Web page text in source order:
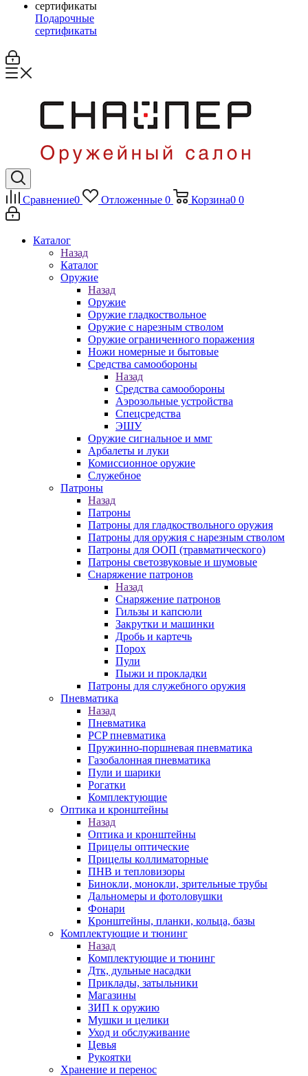
Подарочные
сертификаты
Сравнение0 Отложенные 0 Корзина0 0
Каталог
Назад
Каталог
Оружие
Назад
Оружие
Оружие гладкоствольное
Оружие с нарезным стволом
Оружие ограниченного поражения
Ножи номерные и бытовые
Средства самообороны
Назад
Средства самообороны
Аэрозольные устройства
Спецсредства
ЭШУ
Оружие сигнальное и ммг
Арбалеты и луки
Комиссионное оружие
Служебное
Патроны
Назад
Патроны
Патроны для гладкоствольного оружия
Патроны для оружия с нарезным стволом
Патроны для ООП (травматического)
Патроны светозвуковые и шумовые
Снаряжение патронов
Назад
Снаряжение патронов
Гильзы и капсюли
Закрутки и машинки
Дробь и картечь
Порох
Пули
Пыжи и прокладки
Патроны для служебного оружия
Пневматика
Назад
Пневматика
PCP пневматика
Пружинно-поршневая пневматика
Газобалонная пневматика
Пули и шарики
Рогатки
Комплектующие
Оптика и кронштейны
Назад
Оптика и кронштейны
Прицелы оптические
Прицелы коллиматорные
ПНВ и тепловизоры
Бинокли, монокли, зрительные трубы
Дальномеры и фотоловушки
Фонари
Кронштейны, планки, кольца, базы
Комплектующие и тюнинг
Назад
Комплектующие и тюнинг
Дтк, дульные насадки
Приклады, затыльники
Магазины
ЗИП к оружию
Мушки и целики
Уход и обслуживание
Цевья
Рукоятки
Хранение и перенос